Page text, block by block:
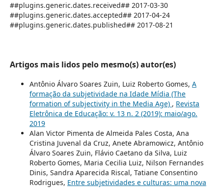
##plugins.generic.dates.received## 2017-03-30
##plugins.generic.dates.accepted## 2017-04-24
##plugins.generic.dates.published## 2017-08-21
Artigos mais lidos pelo mesmo(s) autor(es)
Antônio Álvaro Soares Zuin, Luiz Roberto Gomes, A
formação da subjetividade na Idade Mídia (The
formation of subjectivity in the Media Age) , Revista
Eletrônica de Educação: v. 13 n. 2 (2019): maio/ago.
2019
Alan Victor Pimenta de Almeida Pales Costa, Ana
Cristina Juvenal da Cruz, Anete Abramowicz, Antônio
Álvaro Soares Zuin, Flávio Caetano da Silva, Luiz
Roberto Gomes, Maria Cecilia Luiz, Nilson Fernandes
Dinis, Sandra Aparecida Riscal, Tatiane Consentino
Rodrigues, Entre subjetividades e culturas: uma nova